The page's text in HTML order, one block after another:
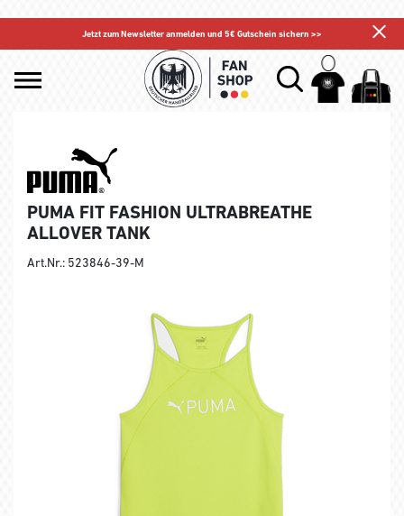
Jetzt zum Newsletter anmelden und 5€ Gutschein sichern >>
PUMA FIT FASHION ULTRABREATHE
ALLOVER TANK
Art.Nr.: 523846-39-M